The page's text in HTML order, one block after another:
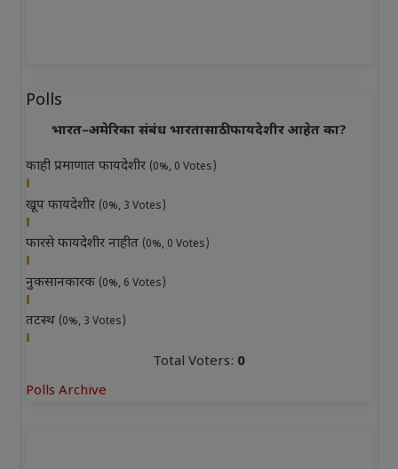
Polls
भारत–अमेरिका संबंध भारतासाठी फायदेशीर आहेत का?
काही प्रमाणात फायदेशीर (0%, 0 Votes)
खूप फायदेशीर (0%, 3 Votes)
फारसे फायदेशीर नाहीत (0%, 0 Votes)
नुकसानकारक (0%, 6 Votes)
तटस्थ (0%, 3 Votes)
Total Voters: 0
Polls Archive